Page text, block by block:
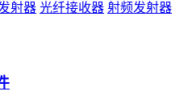
射器 光纤接收器 射频发射器